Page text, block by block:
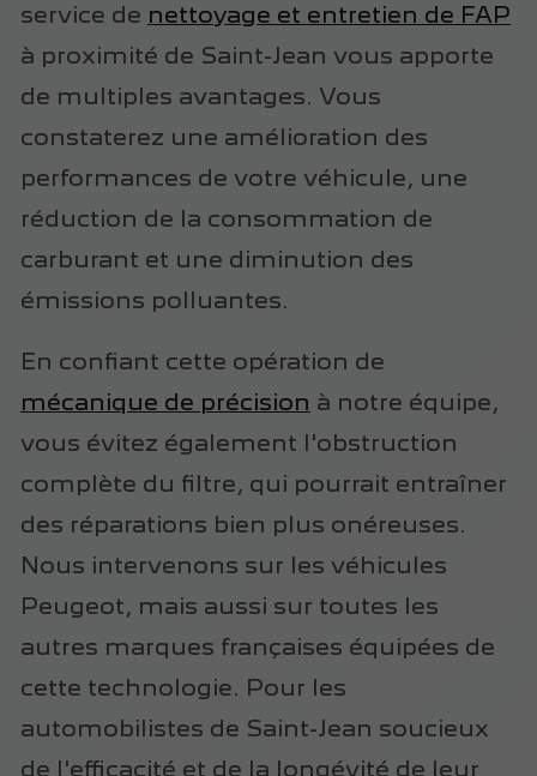
service de nettoyage et entretien de FAP
à proximité de Saint-Jean vous apporte
de multiples avantages. Vous
constaterez une amélioration des
performances de votre véhicule, une
réduction de la consommation de
carburant et une diminution des
émissions polluantes.
En confiant cette opération de
mécanique de précision à notre équipe,
vous évitez également l'obstruction
complète du filtre, qui pourrait entraîner
des réparations bien plus onéreuses.
Nous intervenons sur les véhicules
Peugeot, mais aussi sur toutes les
autres marques françaises équipées de
cette technologie. Pour les
automobilistes de Saint-Jean soucieux
de l'efficacité et de la longévité de leur